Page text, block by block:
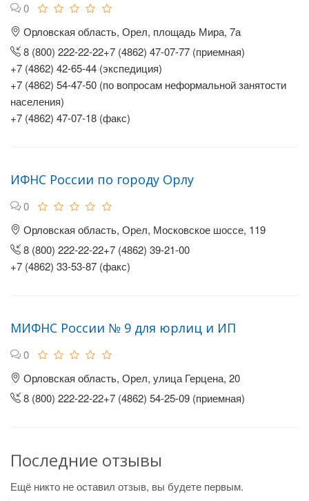
0
Орловская область, Орел, площадь Мира, 7а
8 (800) 222-22-22+7 (4862) 47-07-77 (приемная)
+7 (4862) 42-65-44 (экспедиция)
+7 (4862) 54-47-50 (по вопросам неформальной занятости
населения)
+7 (4862) 47-07-18 (факс)
ИФНС России по городу Орлу
0
Орловская область, Орел, Московское шоссе, 119
8 (800) 222-22-22+7 (4862) 39-21-00
+7 (4862) 33-53-87 (факс)
МИФНС России № 9 для юрлиц и ИП
0
Орловская область, Орел, улица Герцена, 20
8 (800) 222-22-22+7 (4862) 54-25-09 (приемная)
Последние отзывы
Ещё никто не оставил отзыв, вы будете первым.